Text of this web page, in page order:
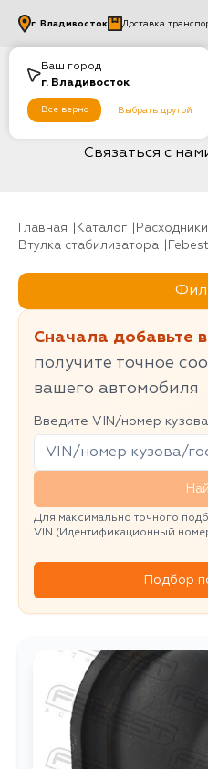
Ваш город
г. Владивосток
Все верно Выбрать другой
г. Владивосток Доставка
Связаться с
Главная Каталог
Втулка стабилизатора
Febest
Сначала добавьте
получите точное
вашего автомобиля
Введите VIN/номер
Для максимально точного
VIN (Идентификационный
Подбор